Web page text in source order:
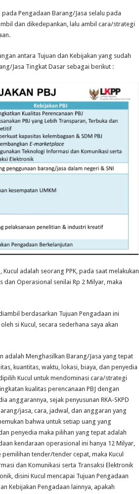
Pengadaan Barang/Jasa selalu pada
dan dikedepankan, lalu ambil cara/strategi
antara Tujuan dan Kebijakan yang sudah
Jasa Tingkat Dasar sebagai berikut :
adalah seorang PPK, pada saat melakukan
dan Operasional senilai Rp 2 Milyar, maka
berdasarkan Tujuan Pengadaan ini
si Kucul, secara sederhana saya akan
adalah Menghasilkan Barang/Jasa yang tepat
kuantitas, waktu, lokasi, biaya, dan penyedia
Kucul untuk mendominasi cara/strategi
kualitas perencanaan PBJ dengan
anggarannya, sejak penyusunan RKA-SKPD
jasa, cara, jadwal, dan anggaran yang
bahwa untuk setiap uang yang
penyedia maka pilihan yang tepat adalah
kendaraan operasional ini hanya 12 Milyar,
tender/tender cepat, maka Kucul
dan Komunikasi serta Transaksi Elektronik
disini Kucul mencapai Tujuan Pengadaan
Kebijakan Pengadaan lainnya, apakah